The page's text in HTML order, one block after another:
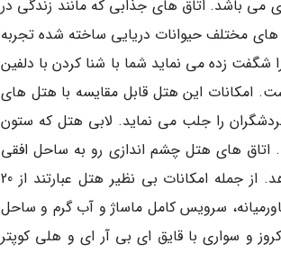
هر سلیقه ای می باشد. اتاق های جذابی که مانند زندگی در
مختلف حیوانات دریایی ساخته شده تجربه
زده می نماید شما با شنا کردن با دلفین
امکانات این هتل قابل مقایسه با هتل های
را جلب می نماید. لابی هتل که ستون
اتاق های هتل چشم اندازی رو به ساحل افقی
جزیره پالم دارد و صدای دلنشین امواج دریا به شما آرامشی خاص می دهد. از جمله امکانات بی نظیر هتل عبارتند از 20
پارک آبی خاورمیانه، سرویس کامل ماساژ و آب گرم و ساحل
و سواری با قایق ای بی آر ای و هلی کوپتر